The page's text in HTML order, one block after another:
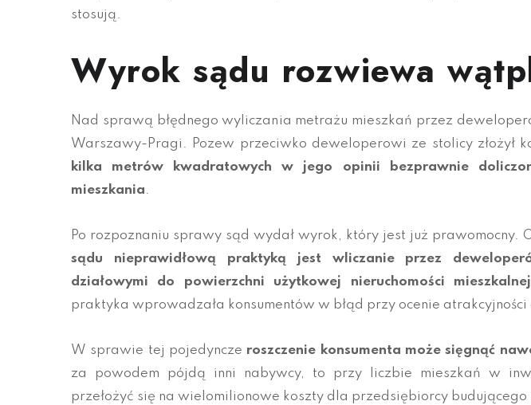
stosują.
Wyrok sądu rozwiewa
Nad sprawą błędnego wyliczania metrażu mieszkań przez
Warszawy-Pragi. Pozew przeciwko deweloperowi ze stolicy złożył
kilka metrów kwadratowych w jego opinii bezprawnie
mieszkania.
Po rozpoznaniu sprawy sąd wydał wyrok, który jest już prawomocny.
sądu nieprawidłową praktyką jest wliczanie przez
działowymi do powierzchni użytkowej nieruchomości mieszkalnej
praktyka wprowadzała konsumentów w błąd przy ocenie atrakcyjności
W sprawie tej pojedyncze roszczenie konsumenta może sięgnąć
za powodem pójdą inni nabywcy, to przy liczbie mieszkań w
przełożyć się na wielomilionowe koszty dla przedsiębiorcy budującego